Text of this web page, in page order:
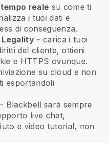
reale su come ti
i tuoi dati e
di conseguenza.
- carica i tuoi
del cliente, ottieni
e HTTPS ovunque.
su cloud e non
esportandoli
Blackbell sarà sempre
live chat,
e video tutorial, non